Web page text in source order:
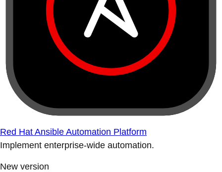
Red Hat Ansible Automation Platform
Implement enterprise-wide automation.
New version